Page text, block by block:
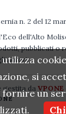
n. 2 del 12
dell'Alto
pubblicati o
autori.
gestita da
si
fornire un